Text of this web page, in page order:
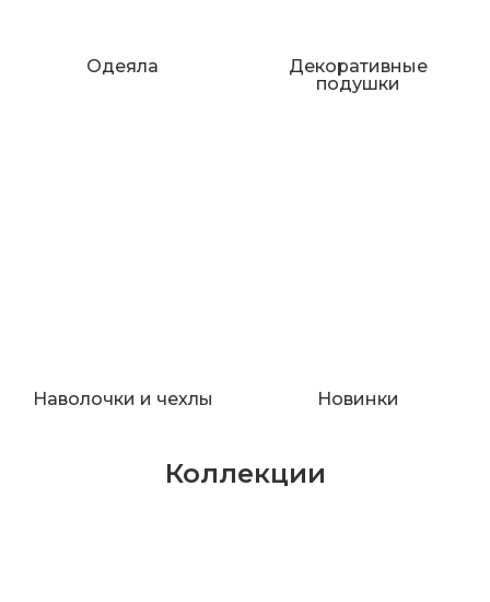
Одеяла
Декоративные
подушки
Наволочки и чехлы Новинки
Коллекции